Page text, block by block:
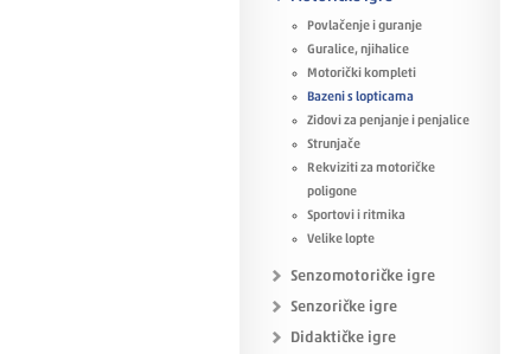
Povlačenje i guranje
Guralice, njihalice
Motorički kompleti
Bazeni s lopticama
Zidovi za penjanje i penjalice
Strunjače
Rekviziti za motoričke
poligone
Sportovi i ritmika
Velike lopte
Senzomotoričke igre
Senzoričke igre
Didaktičke igre